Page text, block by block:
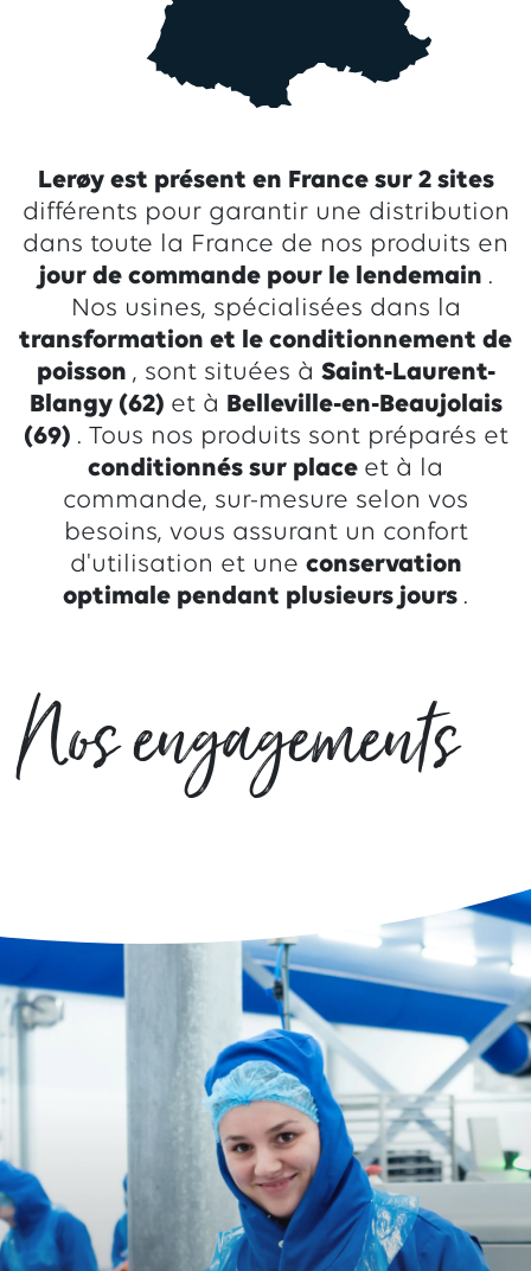
Lerøy est présent en France sur 2 sites
différents pour garantir une distribution
dans toute la France de nos produits en
jour de commande pour le lendemain .
Nos usines, spécialisées dans la
transformation et le conditionnement de
poisson , sont situées à Saint-Laurent-
Blangy (62) et à Belleville-en-Beaujolais
(69) . Tous nos produits sont préparés et
conditionnés sur place et à la
commande, sur-mesure selon vos
besoins, vous assurant un confort
d'utilisation et une conservation
optimale pendant plusieurs jours .
Nos engagements